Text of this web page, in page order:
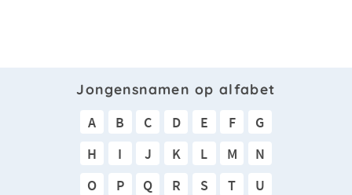
Jongensnamen op alfabet
A B C D E F
G
H
I J K L M
N
O
P Q R S T
U